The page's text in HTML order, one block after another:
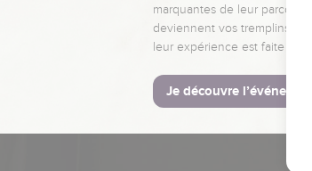
marquantes de leur
deviennent vos tremplins.
leur expérience est faite pour
Je découvre l’événement